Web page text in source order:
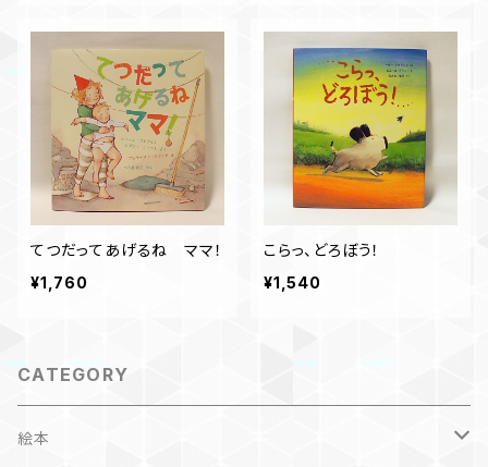
てつだってあげるね ママ！
¥1,760
こらっ、どろぼう！
¥1,540
CATEGORY
絵本